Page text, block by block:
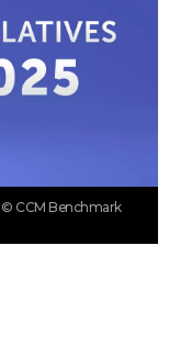
© CCM Benchmark